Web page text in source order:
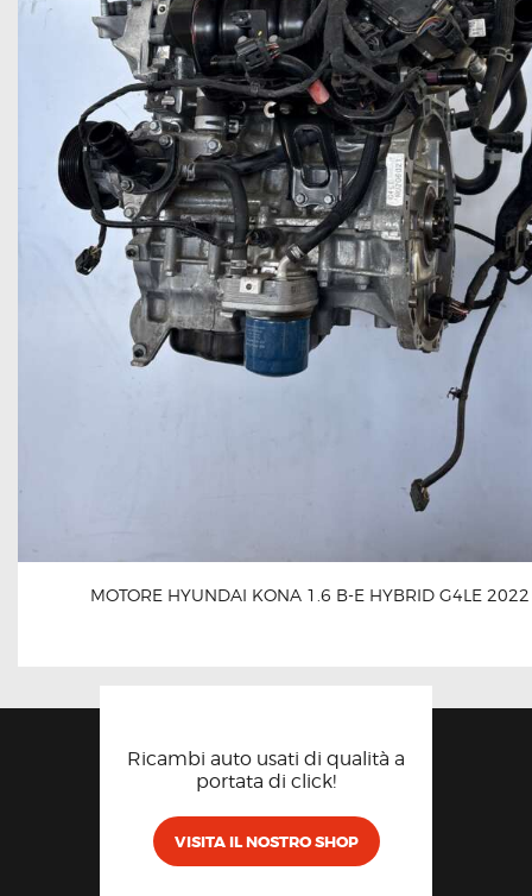
MOTORE HYUNDAI KONA 1.6 B-E HYBRID G4LE
Ricambi auto usati di qualità a
portata di click!
VISITA IL NOSTRO SHOP